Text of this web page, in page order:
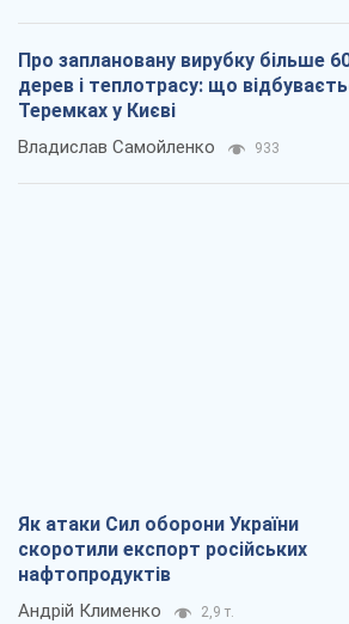
Про заплановану вирубку більше
дерев і теплотрасу: що
Теремках у Києві
Владислав Самойленко 933
Як атаки Сил оборони України
скоротили експорт російських
нафтопродуктів
Андрій Клименко 2,9 т.